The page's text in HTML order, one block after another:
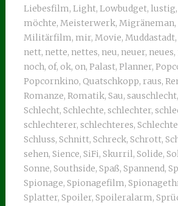
Liebesfilm, Light, Lowbudget, lustig,
möchte, Meisterwerk, Migräneman,
Militärfilm, mir, Movie, Muddastadt,
nett, nette, nettes, neu, neuer, neues,
noch, of, ok, on, Palast, Planner,
Popcornkino, Quatschkopp, raus,
Romanze, Romatik, Sau, sauschlecht,
Schlecht, Schlechte, schlechter,
schlechterer, schlechteres,
Schluss, Schnitt, Schreck, Schrott,
sehen, Sience, SiFi, Skurril, Solide,
Sonne, Southside, Spaß, Spannend,
Spionage, Spionagefilm,
Splatter, Spoiler, Spoileralarm,